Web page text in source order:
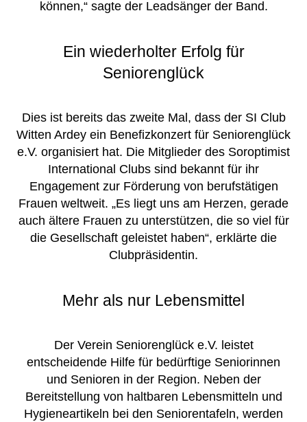
können,“ sagte der Leadsänger der Band.
Ein wiederholter Erfolg für
Seniorenglück
Dies ist bereits das zweite Mal, dass der SI Club
Witten Ardey ein Benefizkonzert für Seniorenglück
e.V. organisiert hat. Die Mitglieder des Soroptimist
International Clubs sind bekannt für ihr
Engagement zur Förderung von berufstätigen
Frauen weltweit. „Es liegt uns am Herzen, gerade
auch ältere Frauen zu unterstützen, die so viel für
die Gesellschaft geleistet haben“, erklärte die
Clubpräsidentin.
Mehr als nur Lebensmittel
Der Verein Seniorenglück e.V. leistet
entscheidende Hilfe für bedürftige Seniorinnen
und Senioren in der Region. Neben der
Bereitstellung von haltbaren Lebensmitteln und
Hygieneartikeln bei den Seniorentafeln, werden